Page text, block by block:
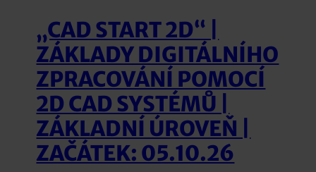
„CAD START 2D“ |
ZÁKLADY DIGITÁLNÍHO
ZPRACOVÁNÍ POMOCÍ
2D CAD SYSTÉMŮ |
ZÁKLADNÍ ÚROVEŇ |
ZAČÁTEK: 05.10.26